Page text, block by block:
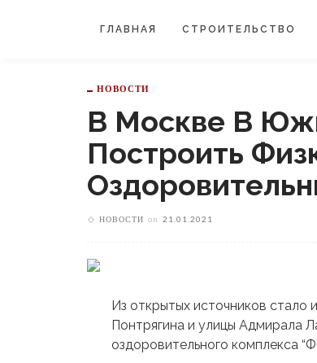
ГЛАВНАЯ СТРОИТЕЛЬСТВО
НОВОСТИ
В Москве В
Построить
НОВОСТИ on 21.01.2021
Из открытых источников стало
Понтрягина и улицы Адмирала
оздоровительного комплекса